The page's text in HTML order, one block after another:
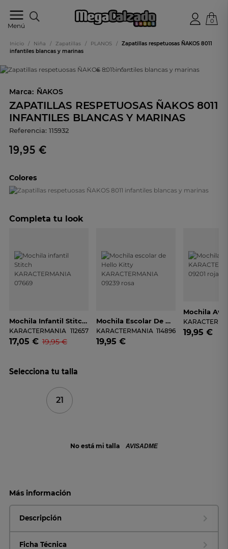
Menú
online
0
Inicio / Niña / Zapatillas / PLANOS /
Zapatillas respetuosas ÑAKOS 8011
infantiles blancas y marinas
Marca: ÑAKOS
ZAPATILLAS RESPETUOSAS ÑAKOS 8011
INFANTILES BLANCAS Y MARINAS
Referencia: 115932
19,95 €
Colores
Completa tu look
Mochila Infantil Stitch KARACTERMANIA 07669
KARACTERMANIA 112657
17,05 € 19,95 €
Mochila Escolar De Hello Kitty KARACTERMANIA 09239 Rosa
KARACTERMANIA 114896
19,95 €
19,95 €
Selecciona tu talla
21
No está mi talla AVISADME
Más información
Descripción
Ficha Técnica